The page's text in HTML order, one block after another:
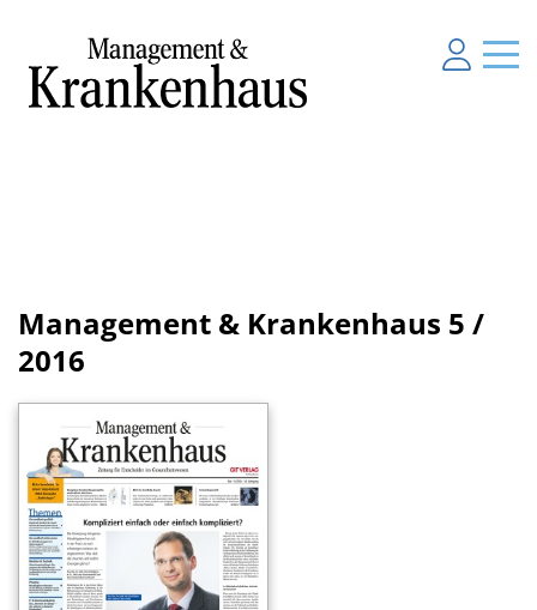
Management & Krankenhaus 5 /
2016